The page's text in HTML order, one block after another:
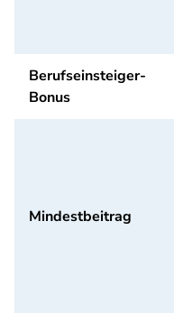
Berufseinsteiger-
Bonus
Mindestbeitrag